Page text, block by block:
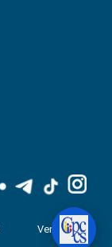
Ventanilla